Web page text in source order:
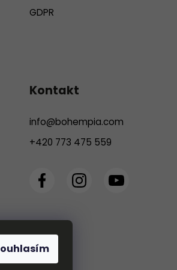
GDPR
Kontakt
info@bohempia.com
+420 773 475 559